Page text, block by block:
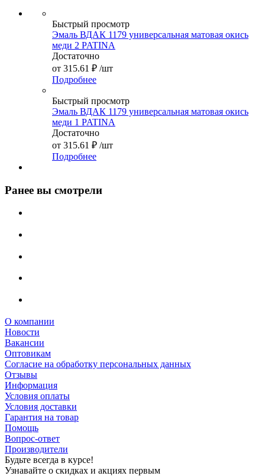
Быстрый просмотр
Эмаль ВДАК 1179 универсальная матовая окись
меди 2 PATINA
Достаточно
от 315.61 ₽ /шт
Подробнее
Быстрый просмотр
Эмаль ВДАК 1179 универсальная матовая окись
меди 1 PATINA
Достаточно
от 315.61 ₽ /шт
Подробнее
Ранее вы смотрели
О компании
Новости
Вакансии
Оптовикам
Cогласие на обработку персональных данных
Отзывы
Информация
Условия оплаты
Условия доставки
Гарантия на товар
Помощь
Вопрос-ответ
Производители
Будьте всегда в курсе!
Узнавайте о скидках и акциях первым